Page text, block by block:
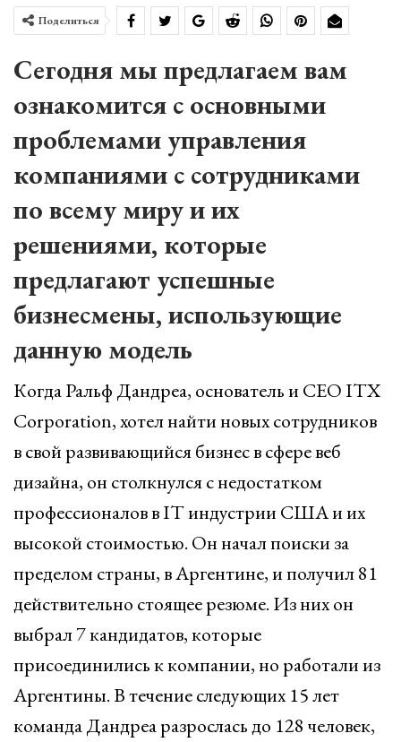
Поделиться
Сегодня мы предлагаем вам
ознакомится с основными
проблемами управления
компаниями с сотрудниками
по всему миру и их
решениями, которые
предлагают успешные
бизнесмены, использующие
данную модель
Когда Ральф Дандреа, основатель и СЕО ITX
Corporation, хотел найти новых сотрудников
в свой развивающийся бизнес в сфере веб
дизайна, он столкнулся с недостатком
профессионалов в IT индустрии США и их
высокой стоимостью. Он начал поиски за
пределом страны, в Аргентине, и получил 81
действительно стоящее резюме. Из них он
выбрал 7 кандидатов, которые
присоединились к компании, но работали из
Аргентины. В течение следующих 15 лет
команда Дандреа разрослась до 128 человек,